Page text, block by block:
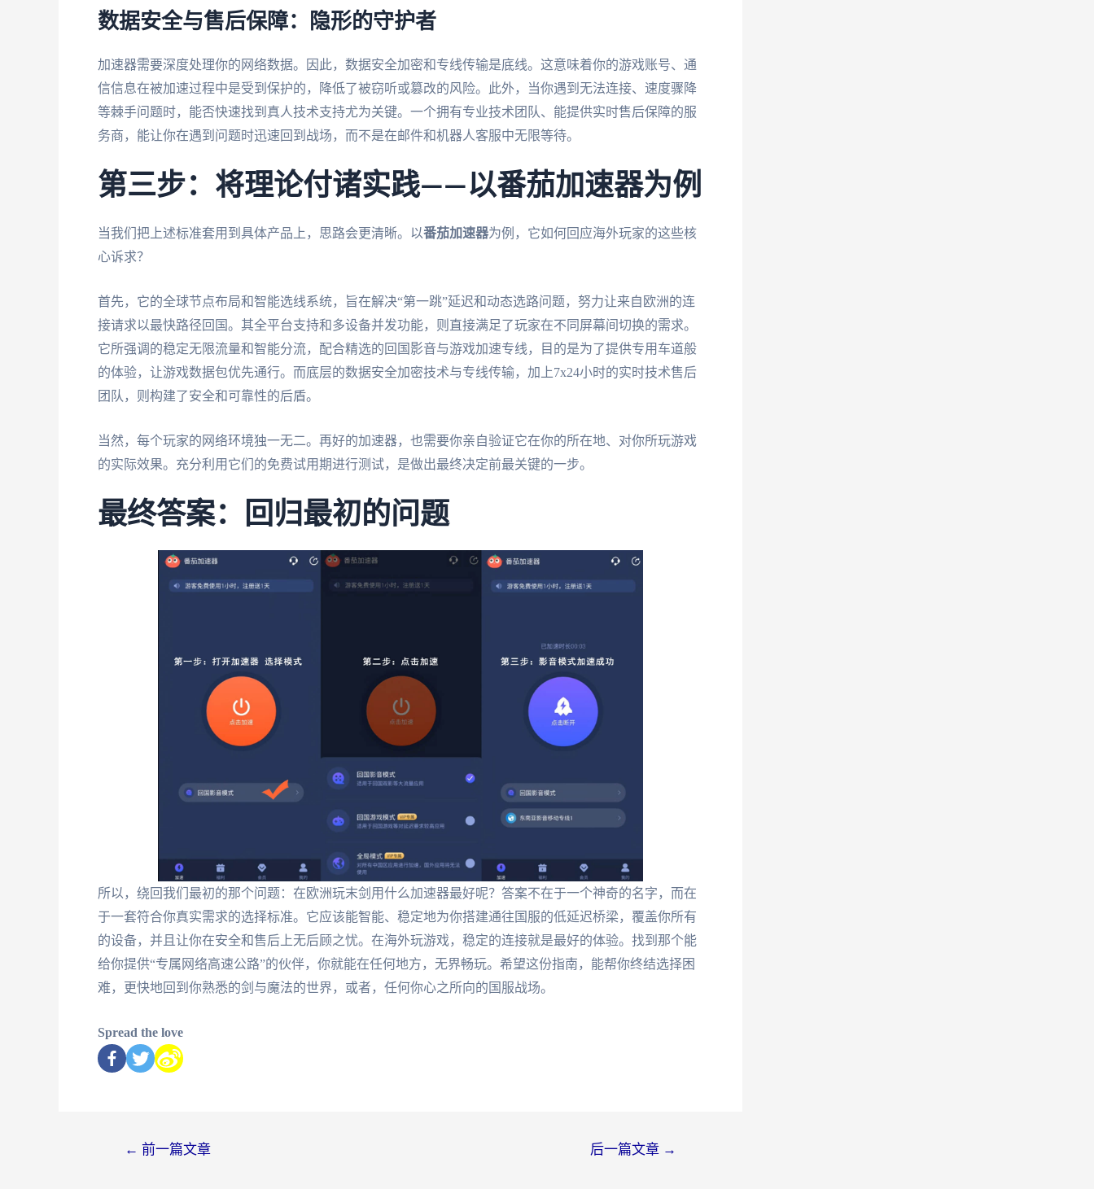
数据安全与售后保障：隐形的守护者
加速器需要深度处理你的网络数据。因此，数据安全加密和专线传输是底线。这意味着你的游戏账号、通
信信息在被加速过程中是受到保护的，降低了被窃听或篡改的风险。此外，当你遇到无法连接、速度骤降
等棘手问题时，能否快速找到真人技术支持尤为关键。一个拥有专业技术团队、能提供实时售后保障的服
务商，能让你在遇到问题时迅速回到战场，而不是在邮件和机器人客服中无限等待。
第三步：将理论付诸实践——以番茄加速器为例
当我们把上述标准套用到具体产品上，思路会更清晰。以番茄加速器为例，它如何回应海外玩家的这些核
心诉求？
首先，它的全球节点布局和智能选线系统，旨在解决“第一跳”延迟和动态选路问题，努力让来自欧洲的连
接请求以最快路径回国。其全平台支持和多设备并发功能，则直接满足了玩家在不同屏幕间切换的需求。
它所强调的稳定无限流量和智能分流，配合精选的回国影音与游戏加速专线，目的是为了提供专用车道般
的体验，让游戏数据包优先通行。而底层的数据安全加密技术与专线传输，加上7x24小时的实时技术售后
团队，则构建了安全和可靠性的后盾。
当然，每个玩家的网络环境独一无二。再好的加速器，也需要你亲自验证它在你的所在地、对你所玩游戏
的实际效果。充分利用它们的免费试用期进行测试，是做出最终决定前最关键的一步。
最终答案：回归最初的问题
所以，绕回我们最初的那个问题：在欧洲玩末剑用什么加速器最好呢？答案不在于一个神奇的名字，而在
于一套符合你真实需求的选择标准。它应该能智能、稳定地为你搭建通往国服的低延迟桥梁，覆盖你所有
的设备，并且让你在安全和售后上无后顾之忧。在海外玩游戏，稳定的连接就是最好的体验。找到那个能
给你提供“专属网络高速公路”的伙伴，你就能在任何地方，无界畅玩。希望这份指南，能帮你终结选择困
难，更快地回到你熟悉的剑与魔法的世界，或者，任何你心之所向的国服战场。
Spread the love
← 前一篇文章 后一篇文章 →